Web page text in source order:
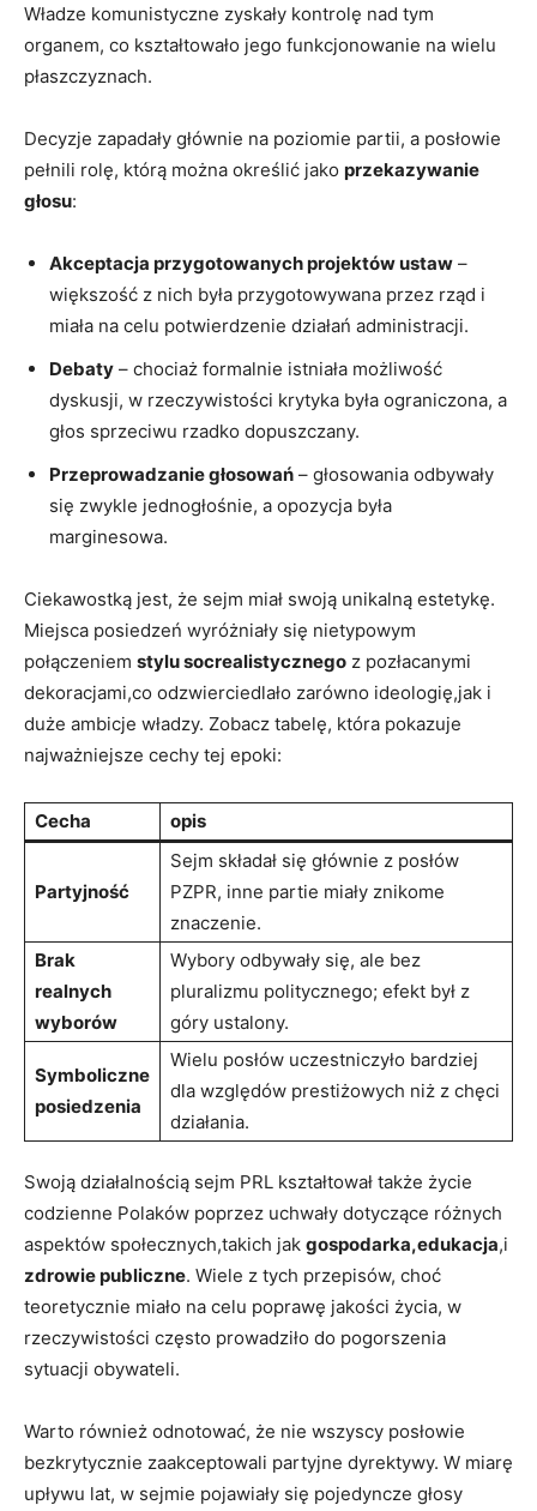
Władze komunistyczne zyskały kontrolę nad tym
organem, co kształtowało jego funkcjonowanie na wielu
płaszczyznach.
Decyzje zapadały głównie na poziomie partii, a posłowie
pełnili rolę, którą można określić jako przekazywanie
głosu:
Akceptacja przygotowanych projektów ustaw –
większość z nich była przygotowywana przez rząd i
miała na celu potwierdzenie działań administracji.
Debaty – chociaż formalnie istniała możliwość
dyskusji, w rzeczywistości krytyka była ograniczona, a
głos sprzeciwu rzadko dopuszczany.
Przeprowadzanie głosowań – głosowania odbywały
się zwykle jednogłośnie, a opozycja była
marginesowa.
Ciekawostką jest, że sejm miał swoją unikalną estetykę.
Miejsca posiedzeń wyróżniały się nietypowym
połączeniem stylu socrealistycznego z pozłacanymi
dekoracjami,co odzwierciedlało zarówno ideologię,jak i
duże ambicje władzy. Zobacz tabelę, która pokazuje
najważniejsze cechy tej epoki:
Cecha opis
Partyjność
Sejm składał się głównie z posłów
PZPR, inne partie miały znikome
znaczenie.
Brak
realnych
wyborów
Wybory odbywały się, ale bez
pluralizmu politycznego; efekt był z
góry ustalony.
Symboliczne
posiedzenia
Wielu posłów uczestniczyło bardziej
dla względów prestiżowych niż z chęci
działania.
Swoją działalnością sejm PRL kształtował także życie
codzienne Polaków poprzez uchwały dotyczące różnych
aspektów społecznych,takich jak gospodarka,edukacja,i
zdrowie publiczne. Wiele z tych przepisów, choć
teoretycznie miało na celu poprawę jakości życia, w
rzeczywistości często prowadziło do pogorszenia
sytuacji obywateli.
Warto również odnotować, że nie wszyscy posłowie
bezkrytycznie zaakceptowali partyjne dyrektywy. W miarę
upływu lat, w sejmie pojawiały się pojedyncze głosy